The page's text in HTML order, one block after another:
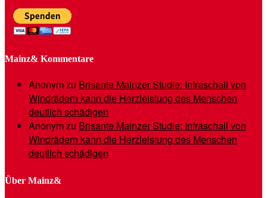
Mainz& Kommentare
Anonymzu Brisante Mainzer Studie: Infraschall von
Windrädern kann die Herzleistung des Menschen
deutlich schädigen
Anonymzu Brisante Mainzer Studie: Infraschall von
Windrädern kann die Herzleistung des Menschen
deutlich schädigen
Über Mainz&